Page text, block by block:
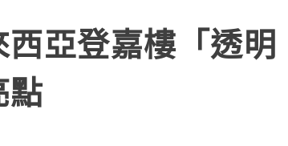
亞登嘉樓「透明
點